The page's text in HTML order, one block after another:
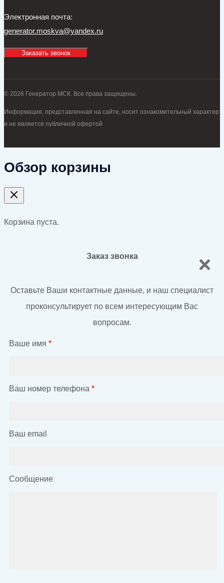
Электронная почта:
generator.moskva@yandex.ru
Заказать звонок
© 2026 Генератор МСК. Все права защищены.
Информация, представленная на сайте, носит ознакомительный характер
и не является публичной офертой
Обзор корзины
Корзина пуста.
Заказ звонка
Оставьте Ваши контактные данные, и наш специалист
проконсультирует по всем интересующим Вас
вопросам.
Ваше имя *
Ваш номер телефона *
Ваш email
Сообщение